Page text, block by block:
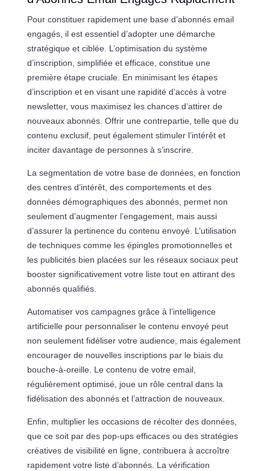
Pour constituer rapidement une base d’abonnés email
engagés, il est essentiel d’adopter une démarche
stratégique et ciblée. L’optimisation du système
d’inscription, simplifiée et efficace, constitue une
première étape cruciale. En minimisant les étapes
d’inscription et en visant une rapidité d’accès à votre
newsletter, vous maximisez les chances d’attirer de
nouveaux abonnés. Offrir une contrepartie, telle que du
contenu exclusif, peut également stimuler l’intérêt et
inciter davantage de personnes à s’inscrire.
La segmentation de votre base de données, en fonction
des centres d’intérêt, des comportements et des
données démographiques des abonnés, permet non
seulement d’augmenter l’engagement, mais aussi
d’assurer la pertinence du contenu envoyé. L’utilisation
de techniques comme les épingles promotionnelles et
les publicités bien placées sur les réseaux sociaux peut
booster significativement votre liste tout en attirant des
abonnés qualifiés.
Automatiser vos campagnes grâce à l’intelligence
artificielle pour personnaliser le contenu envoyé peut
non seulement fidéliser votre audience, mais également
encourager de nouvelles inscriptions par le biais du
bouche-à-oreille. Le contenu de votre email,
régulièrement optimisé, joue un rôle central dans la
fidélisation des abonnés et l’attraction de nouveaux.
Enfin, multiplier les occasions de récolter des données,
que ce soit par des pop-ups efficaces ou des stratégies
créatives de visibilité en ligne, contribuera à accroître
rapidement votre liste d’abonnés. La vérification